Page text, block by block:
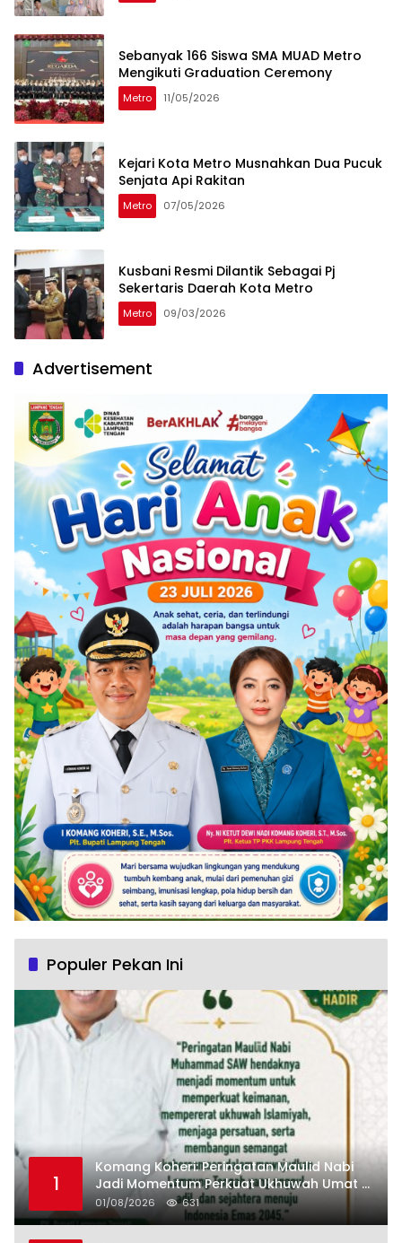
Sebanyak 166 Siswa SMA MUAD Metro
Mengikuti Graduation Ceremony
Metro 11/05/2026
Kejari Kota Metro Musnahkan Dua Pucuk
Senjata Api Rakitan
Metro 07/05/2026
Kusbani Resmi Dilantik Sebagai Pj
Sekertaris Daerah Kota Metro
Metro 09/03/2026
Advertisement
Populer Pekan Ini
1
Komang Koheri: Peringatan Maulid Nabi
Jadi Momentum Perkuat Ukhuwah Umat di
Lampung Tengah
01/08/2026 631